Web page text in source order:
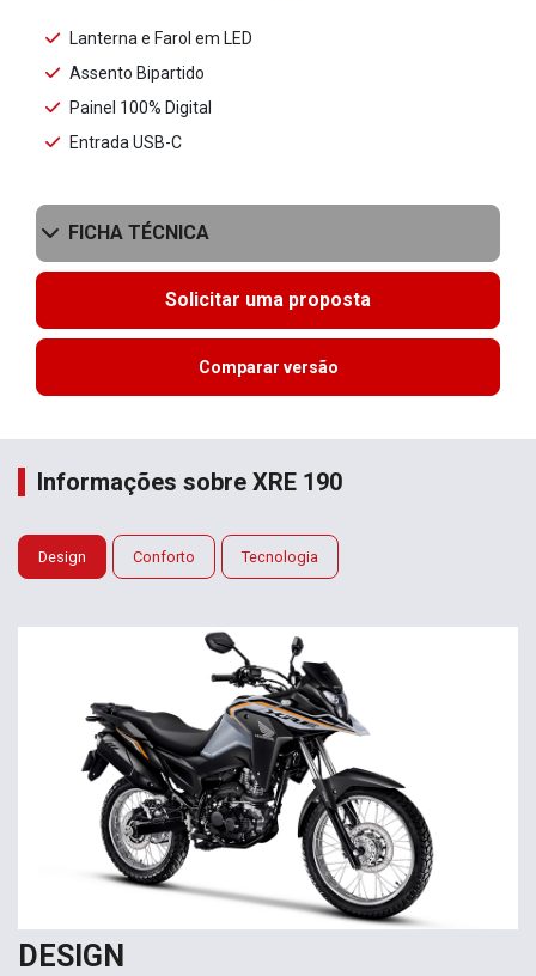
Lanterna e Farol em LED
Assento Bipartido
Painel 100% Digital
Entrada USB-C
FICHA TÉCNICA
Solicitar uma proposta
Comparar versão
Informações sobre XRE 190
Design Conforto Tecnologia
DESIGN